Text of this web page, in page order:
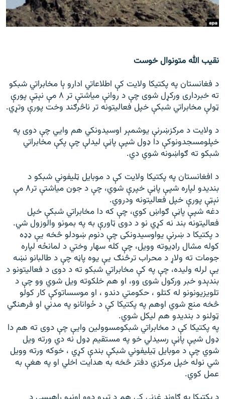
۱۴ ساعته راډیويي خپرونې
موږ وڅارئ
د ازادې اروپا راډیو ټولې ووبپاڼې
نقیب الله متونوال خوست
د فغانستان په پكتيكا ولايت كې اطلاعاتي ادارو ېا مخابراتي شبکو
ته خبرداری ورکړل شوی چې د روانې میاشتې تر ۸ مې نېټې پورې
ټولې مخابراتي شبکې خپل فعاليتونه تر ناڅرګند وخت پورې وتړي.
د ولایت د مرکزښرنې یوشمېر اوسیدونکي هم وايي چې دوی په
خپلومسجدونوکې دا ډول شپې پاڼې لیدلې چې پكې مخابراتي
شبکو ته ګواښونه شوي دي.
د افغانستان په پکتیکا ولایت کې د موبایل ټلیفوني شبکو د
بندیدو لپاره شپې پاڼې خپرې شوي، چې د جون میاشتې تر۸ مې
نېټې پورې خپل فعالیتونه ودروي.
دغه شپې پاڼې ګواښ کوي، چې که دا مخابراتي شبکې خپل
فعالیتونه بند نه کړي نو د دوی ټاورې به په بمونو والوزول شي.
د پکتیکا د ښرنې یواوسیدونکی چې دنوم ښودلو څخه یې ډډه
کوله مشال راډيوته وویل، چې کله سهار وختي د لمانځه لپاره
جومات ته ولاړ د محراب ترڅنګ یې یوه پاڼه چې د طالبانو نښه
یې لرله ولیده، چې په کې مخابراتي شبکو ته د دوی د فعالیتونو د
بندېدو خبر ورکول شوی وو، او هم خلکوته ویل شوي وو چې د
تلویزیونونو له کتلو ، حکومتي دندو ، او موسساتوکې کار کولو
څخه منع شوي اوهم په پکتیکا کې د ځوانانو په مدني او فرهنګي
ټولنو د بندیدو هم لیکل شوي.
په پکتیکا کې د مخابراتي شبکومسوولین وایې چې دوی ته هم دا
ډول شپې پاڼې رسیدلي خو په مستقیم ډول نه دي ورته ویل
شوي چې د موبایل ټیلیفوني شبکې بندې کړي ، خوکه ورته وویل
شي نوله خپل مرکزي دفتر څخه به هدایت اخلي او په هغې به
عمل کوي.